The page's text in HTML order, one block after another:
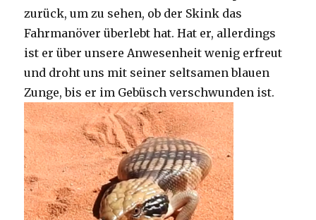
zurück, um zu sehen, ob der Skink das
Fahrmanöver überlebt hat. Hat er, allerdings
ist er über unsere Anwesenheit wenig erfreut
und droht uns mit seiner seltsamen blauen
Zunge, bis er im Gebüsch verschwunden ist.